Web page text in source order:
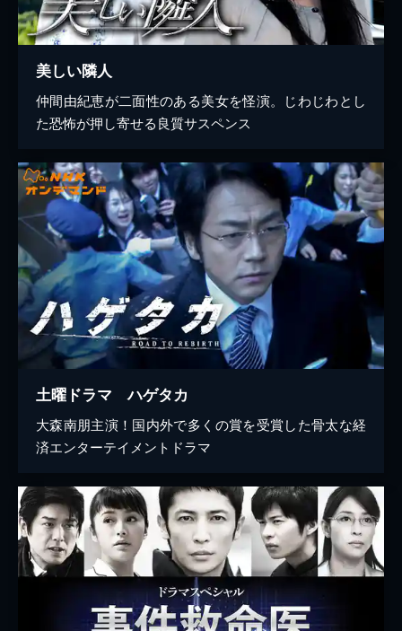
美しい隣人
仲間由紀恵が二面性のある美女を怪演。じわじわとし
た恐怖が押し寄せる良質サスペンス
土曜ドラマ ハゲタカ
大森南朋主演！国内外で多くの賞を受賞した骨太な経
済エンターテイメントドラマ